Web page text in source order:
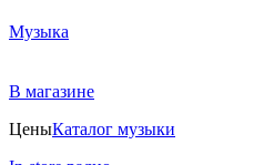
Музыка
В магазине
ЦеныКаталог музыки